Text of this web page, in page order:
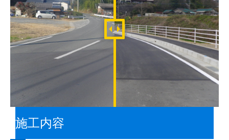
施工内容